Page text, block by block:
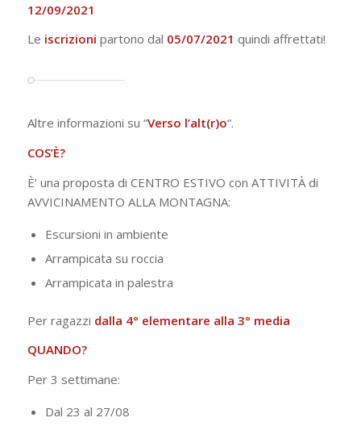
12/09/2021
Le iscrizioni partono dal 05/07/2021 quindi affrettati!
Altre informazioni su “Verso l’alt(r)o“.
COS’È?
È’ una proposta di CENTRO ESTIVO con ATTIVITÀ di
AVVICINAMENTO ALLA MONTAGNA:
Escursioni in ambiente
Arrampicata su roccia
Arrampicata in palestra
Per ragazzi dalla 4° elementare alla 3° media
QUANDO?
Per 3 settimane:
Dal 23 al 27/08